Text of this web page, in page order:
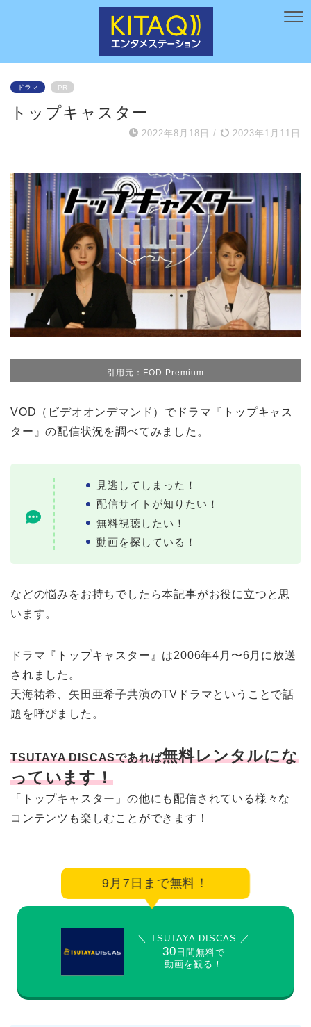
ドラマ PR
トップキャスター
2022年8月18日 / 2023年1月11日
引用元：FOD Premium
VOD（ビデオオンデマンド）でドラマ『トップキャス
ター』の配信状況を調べてみました。
見逃してしまった！
配信サイトが知りたい！
無料視聴したい！
動画を探している！
などの悩みをお持ちでしたら本記事がお役に立つと思
います。
ドラマ『トップキャスター』は2006年4月〜6月に放送
されました。
天海祐希、矢田亜希子共演のTVドラマということで話
題を呼びました。
TSUTAYA DISCASであれば無料レンタルにな
っています！
「トップキャスター」の他にも配信されている様々な
コンテンツも楽しむことができます！
9月7日まで無料！
＼ TSUTAYA DISCAS ／
30 日間無料で
動画を観る！